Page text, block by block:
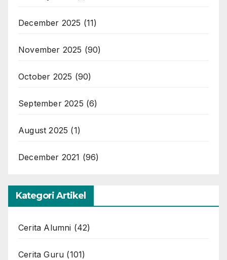
December 2025 (11)
November 2025 (90)
October 2025 (90)
September 2025 (6)
August 2025 (1)
December 2021 (96)
Kategori Artikel
Cerita Alumni (42)
Cerita Guru (101)